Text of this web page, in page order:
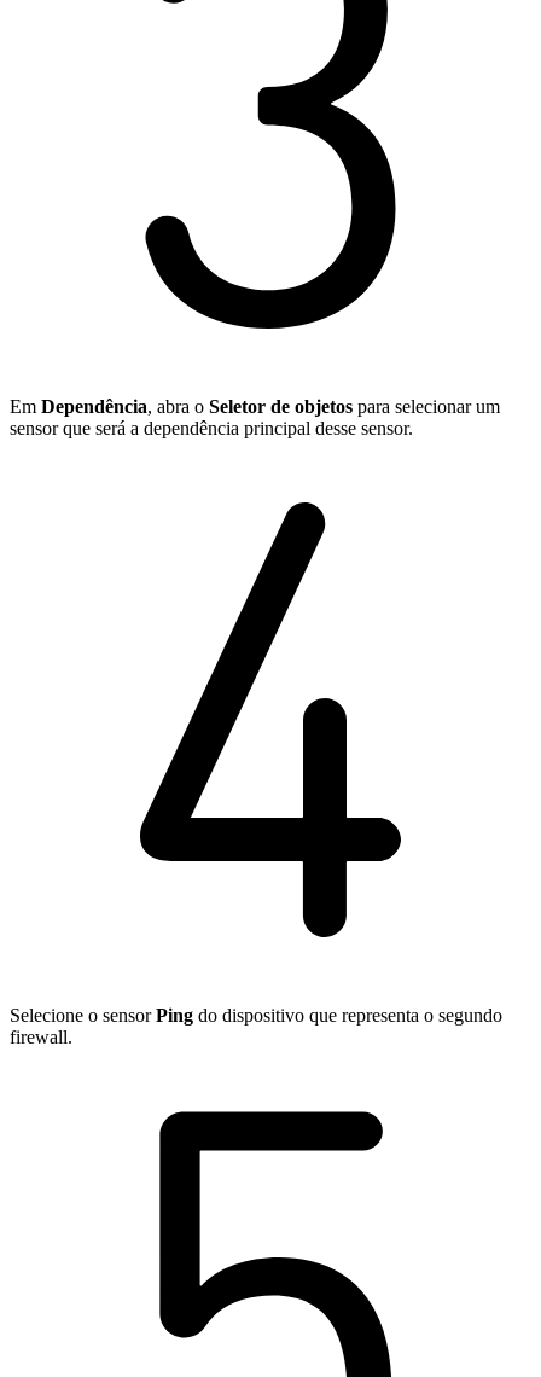
Em Dependência, abra o Seletor de objetos para selecionar um
sensor que será a dependência principal desse sensor.
Selecione o sensorPing do dispositivo que representa o segundo
firewall.